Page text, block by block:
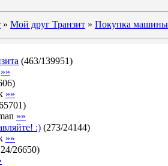
» Мой друг Транзит » Покупка машины
(463/139951)
»»
)
»»
)
»»
:) (273/24144)
»»
/26650)